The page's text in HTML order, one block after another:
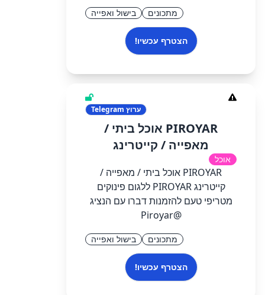
מתכונים בישול ואפייה
הצטרף עכשיו!
ערוץ
PIROYAR אוכל ביתי /
מאפייה / קייטרינג
אוכל
PIROYAR אוכל ביתי / מאפייה /
קייטרינג PIROYAR ללגום פינוקים
מטריפי טעם להזמנות דברו עם הנציג
@Piroyar
מתכונים בישול ואפייה
הצטרף עכשיו!